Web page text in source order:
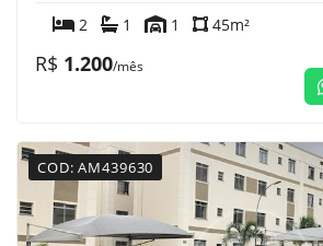
2 1 1 45m²
R$ 1.200/mês
COD: AM439630